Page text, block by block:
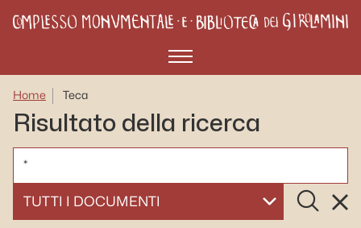
Menù
Home Teca
Risultato della ricerca
SELEZIONA UN DOCUMENTO
Cerca